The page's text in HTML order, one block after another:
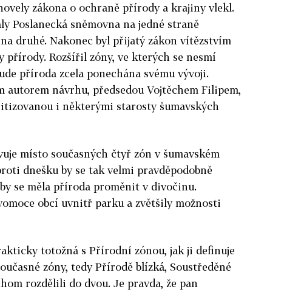
zákona o ochraně přírody a krajiny vlekl.
Poslanecká sněmovna na jedné straně
druhé. Nakonec byl přijatý zákon vítězstvím
Rozšířil zóny, ve kterých se nesmí
příroda zcela ponechána svému vývoji.
autorem návrhu, předsedou Vojtěchem Filipem,
i některými starosty šumavských
místo současných čtyř zón v šumavském
dnešku by se tak velmi pravděpodobně
se měla příroda proměnit v divočinu.
obcí uvnitř parku a zvětšily možnosti
totožná s Přírodní zónou, jak ji definuje
zóny, tedy Přírodě blízká, Soustředěné
rozdělili do dvou. Je pravda, že pan